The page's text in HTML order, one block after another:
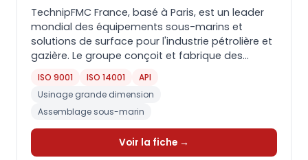
TechnipFMC France, basé à Paris, est un leader
mondial des équipements sous-marins et
solutions de surface pour l'industrie pétrolière et
gazière. Le groupe conçoit et fabrique des...
ISO 9001 ISO 14001
API
Usinage grande dimension
Assemblage sous-marin
Voir la fiche →